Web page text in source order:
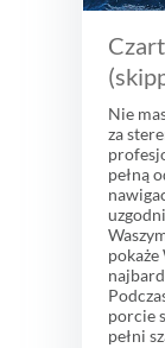
Nie
za
pełną
porcie
pełni